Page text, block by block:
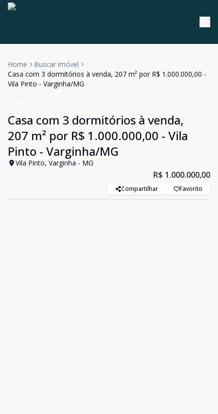
Home
Buscar imóvel
Casa com 3 dormitórios à venda, 207 m² por R$ 1.000.000,00 -
Vila Pinto - Varginha/MG
Casa com 3 dormitórios à venda,
207 m² por R$ 1.000.000,00 - Vila
Pinto - Varginha/MG
Vila Pinto, Varginha - MG
R$ 1.000.000,00
Compartilhar Favorito